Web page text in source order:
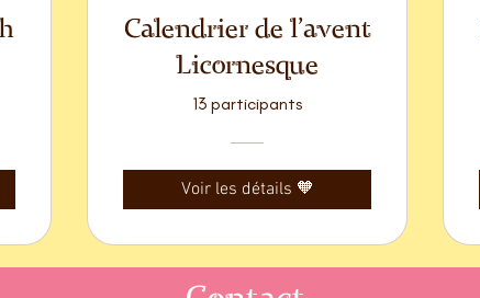
Calendrier de l'avent
Licornesque
13 participants
Voir les détails 🧡